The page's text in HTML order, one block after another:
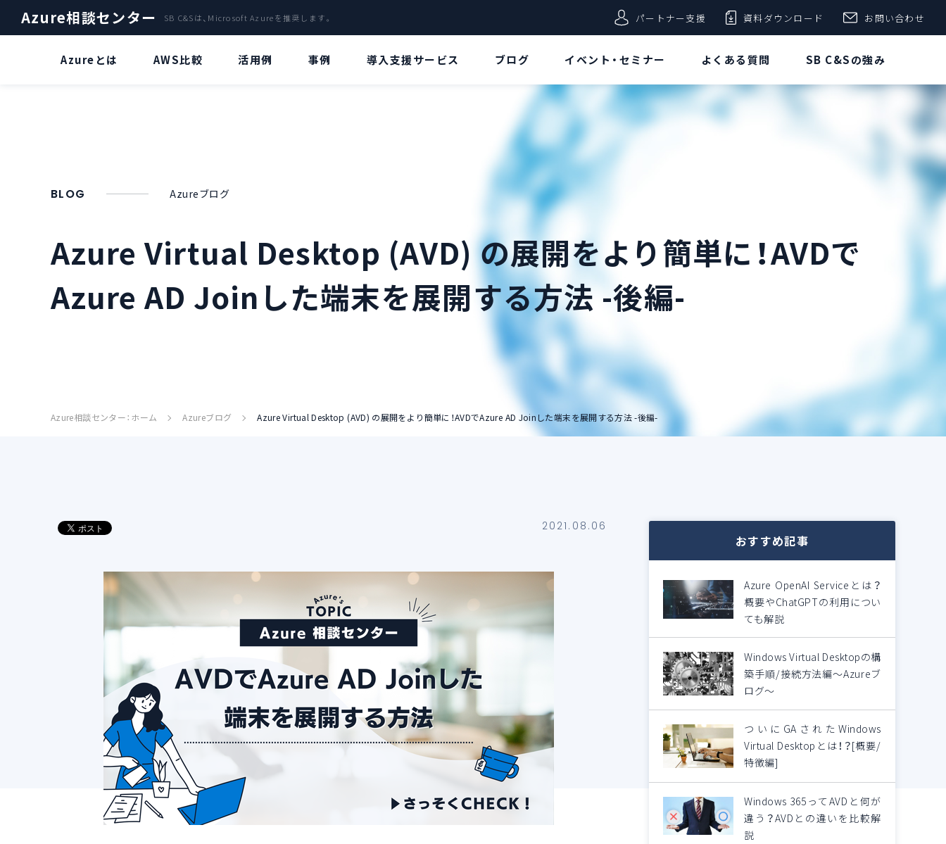
Azure相談センター SB C&Sは、Microsoft Azureを推奨します。 パートナー支援 資料ダウンロード お問い合わせ
Azureとは AWS比較 活用例
AI・IoT
AzureのVDIで環境構築
事例 導入支援サービス ブログ
“ChatGPT” とは？
Azure OpenAI Serviceリソースデ
編]
Azure Virtual
Desktopとは!?[構
築手順/接続方法
編]
リソースグループ
仮想ネットワーク
イベント・セミナー よくある質問 SB C&Sの強み
BLOG Azureブログ
Azure Virtual Desktop (AVD) の展開をより簡単に！AVDで
Azure AD Joinした端末を展開する方法 -後編-
Azure相談センター：ホーム Azureブログ Azure Virtual Desktop (AVD) の展開をより簡単に！AVDでAzure AD Joinした端末を展開する方法 -後編-
2021.08.06
おすすめ記事
Azure OpenAI Serviceとは？
概要やChatGPTの利用につい
ても解説
Windows Virtual Desktopの構
築手順/接続方法編～Azureブ
ログ～
ついにGAされたWindows
Virtual Desktopとは！？[概要/
特徴編]
Windows 365ってAVDと何が
違う？AVDとの違いを比較解
説